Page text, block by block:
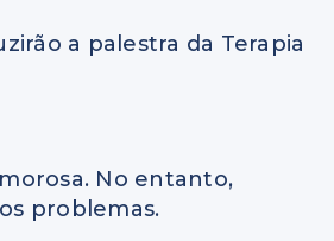
a palestra da Terapia
No entanto,
problemas.